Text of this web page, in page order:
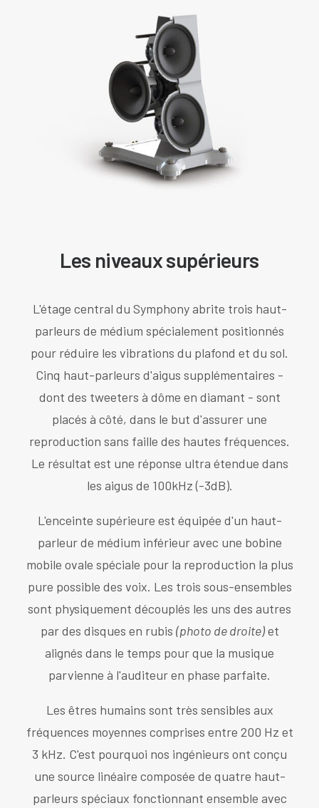
Les niveaux supérieurs
L'étage central du Symphony abrite trois haut-
parleurs de médium spécialement positionnés
pour réduire les vibrations du plafond et du sol.
Cinq haut-parleurs d'aigus supplémentaires -
dont des tweeters à dôme en diamant - sont
placés à côté, dans le but d'assurer une
reproduction sans faille des hautes fréquences.
Le résultat est une réponse ultra étendue dans
les aigus de 100kHz (-3dB).
L'enceinte supérieure est équipée d'un haut-
parleur de médium inférieur avec une bobine
mobile ovale spéciale pour la reproduction la plus
pure possible des voix. Les trois sous-ensembles
sont physiquement découplés les uns des autres
par des disques en rubis (photo de droite)et
alignés dans le temps pour que la musique
parvienne à l'auditeur en phase parfaite.
Les êtres humains sont très sensibles aux
fréquences moyennes comprises entre 200 Hz et
3 kHz. C'est pourquoi nos ingénieurs ont conçu
une source linéaire composée de quatre haut-
parleurs spéciaux fonctionnant ensemble avec